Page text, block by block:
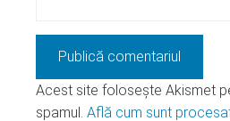
Acest site folosește Akismet
spamul. Află cum sunt